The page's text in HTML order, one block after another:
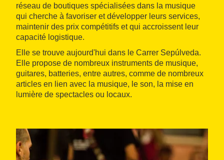
réseau de boutiques spécialisées dans la musique
qui cherche à favoriser et développer leurs services,
maintenir des prix compétitifs et qui accroissent leur
capacité logistique.
Elle se trouve aujourd'hui dans le Carrer Sepúlveda.
Elle propose de nombreux instruments de musique,
guitares, batteries, entre autres, comme de nombreux
articles en lien avec la musique, le son, la mise en
lumière de spectacles ou locaux.